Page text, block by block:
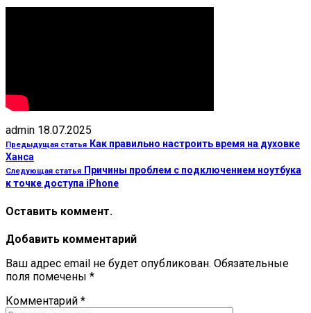
admin 18.07.2025
Предыдущая статья Как правильно настроить время на духовке
Ханса
Следующая статья Причины проблем с подключением ноутбука
к точке доступа iPhone
Оставить коммент.
Добавить комментарий
Ваш адрес email не будет опубликован. Обязательные
поля помечены *
Комментарий *